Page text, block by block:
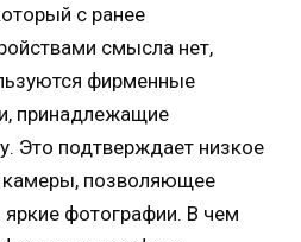
с ранее
смысла нет,
фирменные
принадлежащие
Это подтверждает низкое
камеры, позволяющее
яркие фотографии. В чем